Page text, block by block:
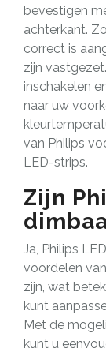
bevestigen
achterkant.
correct is
zijn
inschakelen
naar uw
van Philips
LED-strips.
Zijn
Ja, Philips
voordelen
zijn, wat
kunt
Met de
kunt u